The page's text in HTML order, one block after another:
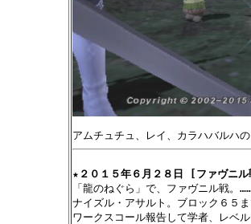
★ ２０１５年６月２８日 [ファヴ
「龍のねぐら」で、ファヴニル戦。
ナイズル・アサルト。ブロック６５
ワークスコール報告して学者、レベ